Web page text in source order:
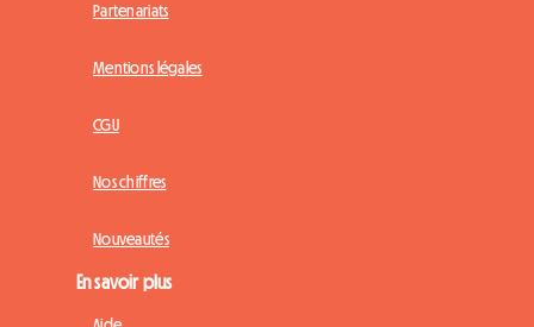
Partenariats
Mentions légales
CGU
Nos chiffres
Nouveautés
En savoir plus